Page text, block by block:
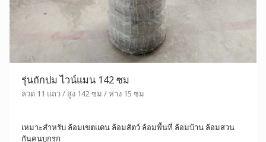
รุ่นถักปม ไวน์แมน 142 ซม
ลวด 11 แถว / สูง 142 ซม / ห่าง 15 ซม
เหมาะสำหรับ ล้อมเขตแดน ล้อมสัตว์ ล้อมพื้นที่ ล้อมบ้าน ล้อมสวน
กันคนบุกรุก